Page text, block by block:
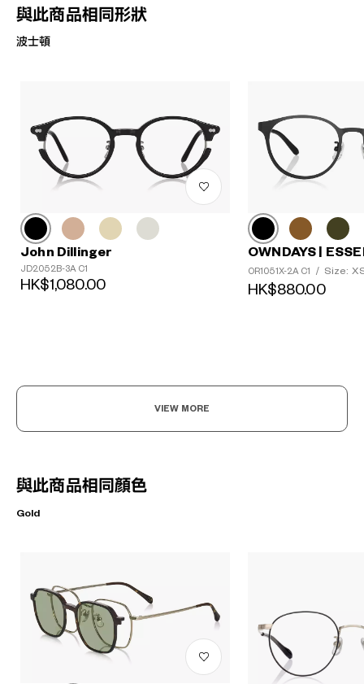
與此商品相同形狀
波士頓
John Dillinger
JD2052B-3A C1
HK$1,080.00
OWNDAYS |
OR1051X-2A C1 / Size:
HK$880.00
VIEW MORE
與此商品相同顏色
Gold